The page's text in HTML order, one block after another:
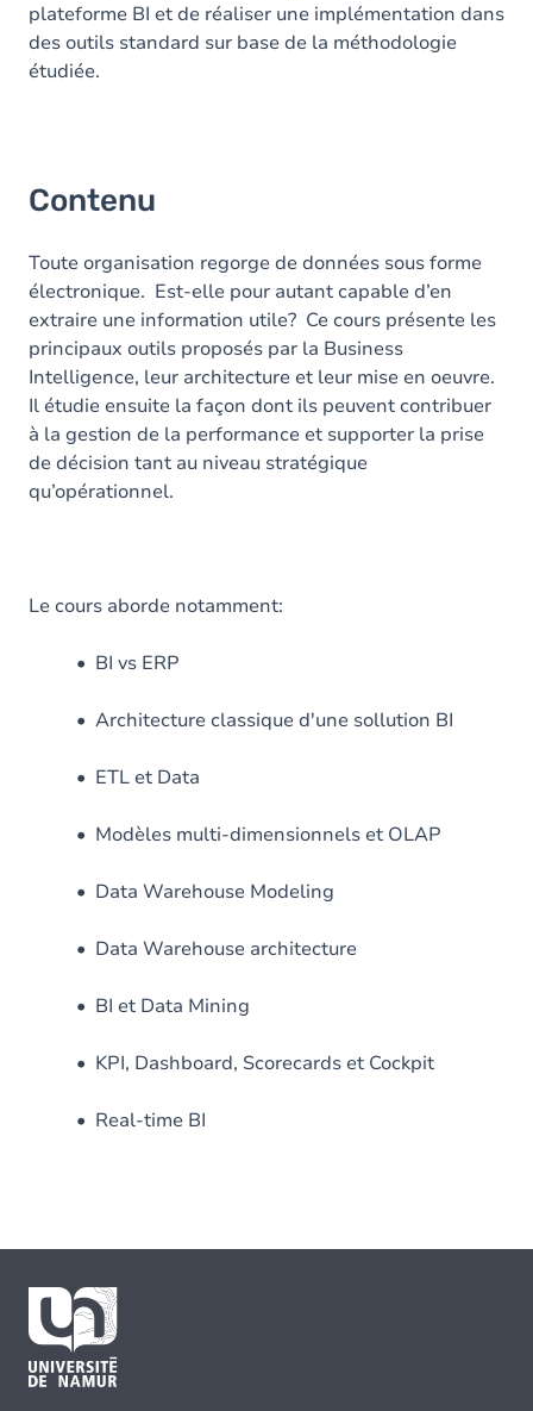
plateforme BI et de réaliser une implémentation dans
des outils standard sur base de la méthodologie
étudiée.
Contenu
Toute organisation regorge de données sous forme
électronique. Est-elle pour autant capable d’en
extraire une information utile? Ce cours présente les
principaux outils proposés par la Business
Intelligence, leur architecture et leur mise en oeuvre.
Il étudie ensuite la façon dont ils peuvent contribuer
à la gestion de la performance et supporter la prise
de décision tant au niveau stratégique
qu’opérationnel.
Le cours aborde notamment:
• BI vs ERP
• Architecture classique d'une sollution BI
• ETL et Data
• Modèles multi-dimensionnels et OLAP
• Data Warehouse Modeling
• Data Warehouse architecture
• BI et Data Mining
• KPI, Dashboard, Scorecards et Cockpit
• Real-time BI